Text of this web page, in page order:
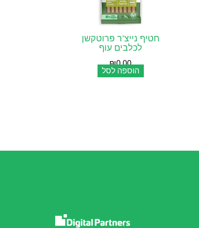
חטיף נייצ’ר פרוטקשן
לכלבים עוף
₪0.00
הוספה לסל